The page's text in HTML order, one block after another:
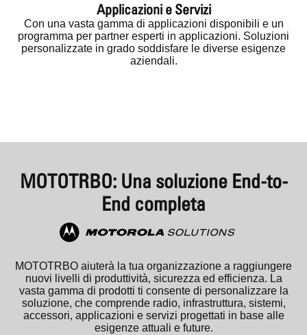
Applicazioni e Servizi
Con una vasta gamma di applicazioni disponibili e un
programma per partner esperti in applicazioni. Soluzioni
personalizzate in grado soddisfare le diverse esigenze
aziendali.
MOTOTRBO: Una soluzione End-to-
End completa
MOTOTRBO aiuterà la tua organizzazione a raggiungere
nuovi livelli di produttività, sicurezza ed efficienza. La
vasta gamma di prodotti ti consente di personalizzare la
soluzione, che comprende radio, infrastruttura, sistemi,
accessori, applicazioni e servizi progettati in base alle
esigenze attuali e future.